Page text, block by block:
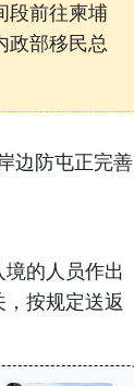
段前往柬埔
政部移民总
边防屯正完善
的人员作出
按规定送返